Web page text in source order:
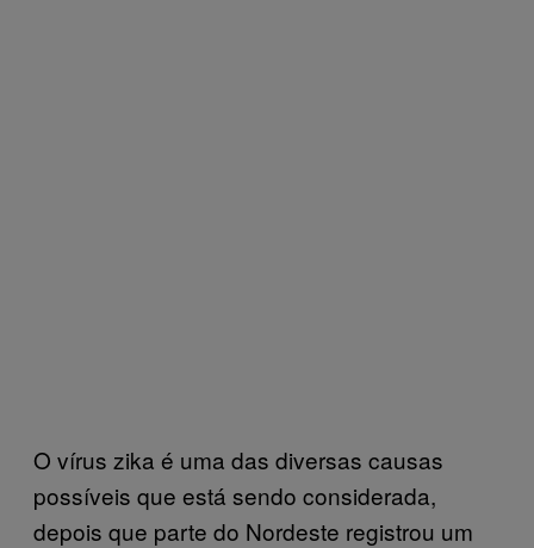
O vírus zika é uma das diversas causas
possíveis que está sendo considerada,
depois que parte do Nordeste registrou um